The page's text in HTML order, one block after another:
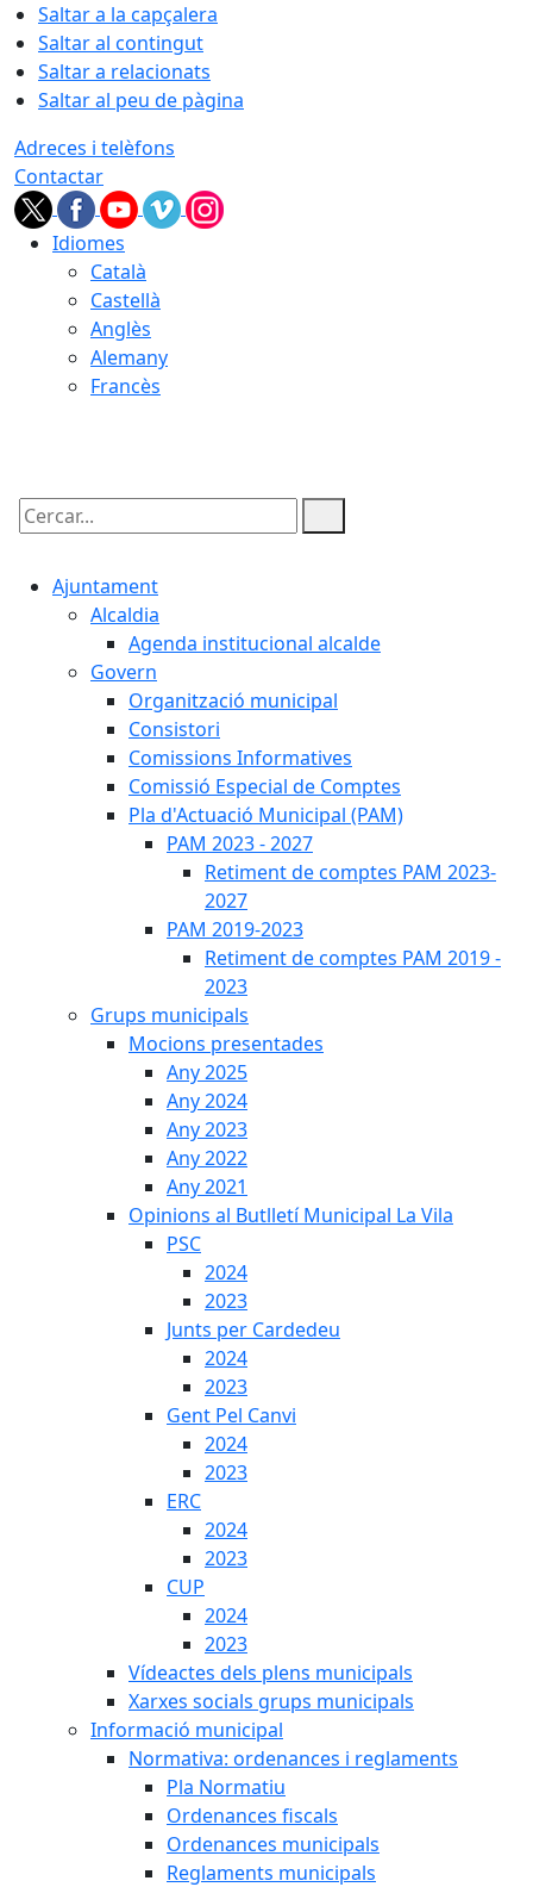
Saltar a la capçalera
Saltar al contingut
Saltar a relacionats
Saltar al peu de pàgina
Adreces i telèfons
Contactar
Idiomes
Català
Castellà
Anglès
Alemany
Francès
Cercar:
Ajuntament
Alcaldia
Agenda institucional alcalde
Govern
Organització municipal
Consistori
Comissions Informatives
Comissió Especial de Comptes
Pla d'Actuació Municipal (PAM)
PAM 2023 - 2027
Retiment de comptes PAM 2023-
2027
PAM 2019-2023
Retiment de comptes PAM 2019 -
2023
Grups municipals
Mocions presentades
Any 2025
Any 2024
Any 2023
Any 2022
Any 2021
Opinions al Butlletí Municipal La Vila
PSC
2024
2023
Junts per Cardedeu
2024
2023
Gent Pel Canvi
2024
2023
ERC
2024
2023
CUP
2024
2023
Vídeactes dels plens municipals
Xarxes socials grups municipals
Informació municipal
Normativa: ordenances i reglaments
Pla Normatiu
Ordenances fiscals
Ordenances municipals
Reglaments municipals